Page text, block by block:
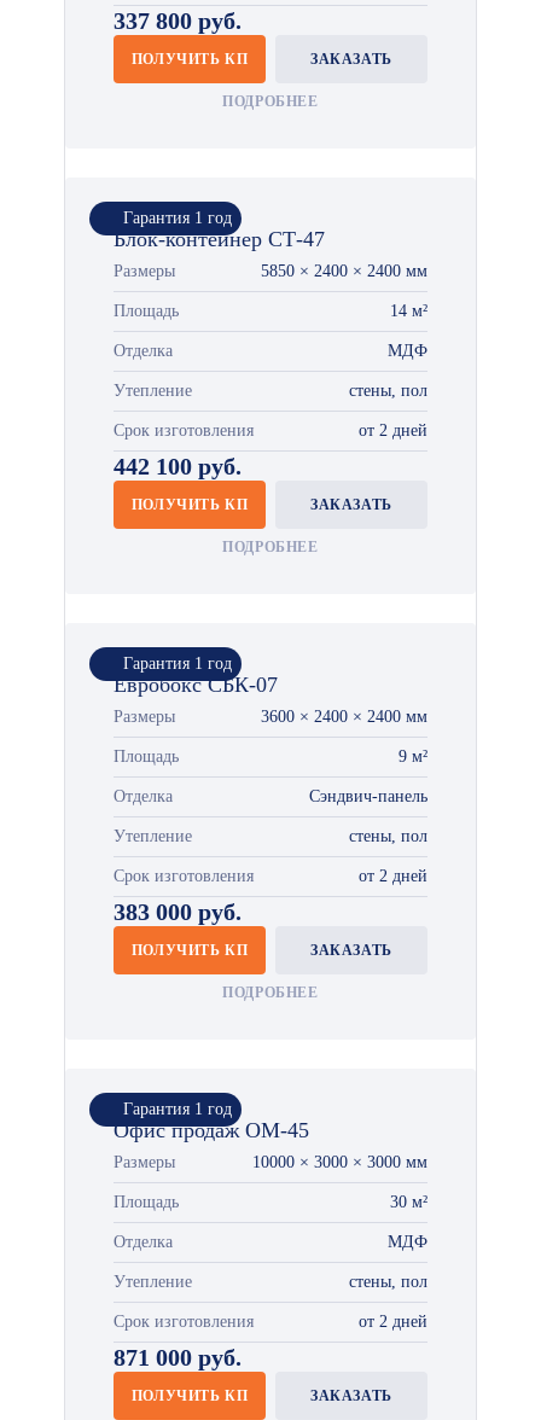
337 800 руб.
ПОЛУЧИТЬ КП ЗАКАЗАТЬ
ПОДРОБНЕЕ
Гарантия 1 год
Блок-контейнер СТ-47
Размеры 5850 × 2400 × 2400 мм
Площадь 14 м²
Отделка МДФ
Утепление стены, пол
Срок изготовления от 2 дней
442 100 руб.
ПОЛУЧИТЬ КП ЗАКАЗАТЬ
ПОДРОБНЕЕ
Гарантия 1 год
Евробокс СБК-07
Размеры 3600 × 2400 × 2400 мм
Площадь 9 м²
Отделка Сэндвич-панель
Утепление стены, пол
Срок изготовления от 2 дней
383 000 руб.
ПОЛУЧИТЬ КП ЗАКАЗАТЬ
ПОДРОБНЕЕ
Гарантия 1 год
Офис продаж ОМ-45
Размеры 10000 × 3000 × 3000 мм
Площадь 30 м²
Отделка МДФ
Утепление стены, пол
Срок изготовления от 2 дней
871 000 руб.
ПОЛУЧИТЬ КП ЗАКАЗАТЬ